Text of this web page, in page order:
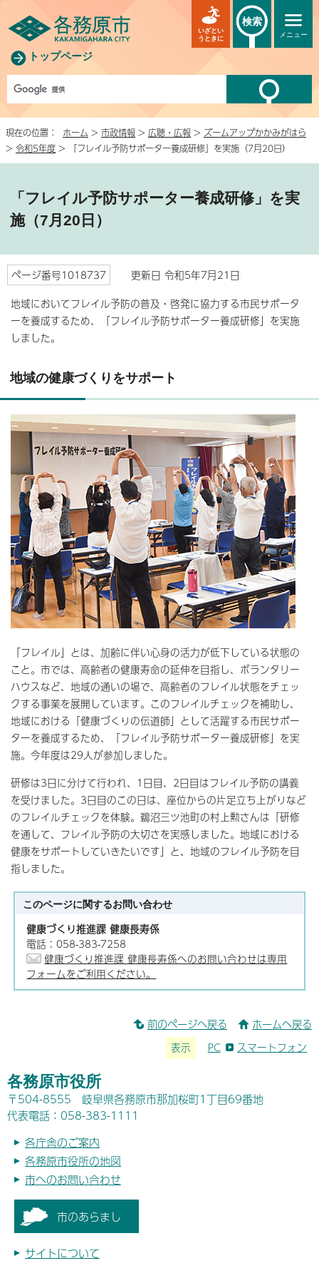
トップページ
メニュー
いざとい
うときに
検索
現在の位置： ホーム > 市政情報 > 広聴・広報 > ズームアップかかみがはら
> 令和5年度 > 「フレイル予防サポーター養成研修」を実施（7月20日）
「フレイル予防サポーター養成研修」を実
施（7月20日）
ページ番号1018737
更新日 令和5年7月21日
地域においてフレイル予防の普及・啓発に協力する市民サポータ
ーを養成するため、「フレイル予防サポーター養成研修」を実施
しました。
地域の健康づくりをサポート
「フレイル」とは、加齢に伴い心身の活力が低下している状態の
こと。市では、高齢者の健康寿命の延伸を目指し、ボランタリー
ハウスなど、地域の通いの場で、高齢者のフレイル状態をチェッ
クする事業を展開しています。このフレイルチェックを補助し、
地域における「健康づくりの伝道師」として活躍する市民サポー
ターを養成するため、「フレイル予防サポーター養成研修」を実
施。今年度は29人が参加しました。
研修は3日に分けて行われ、1日目、2日目はフレイル予防の講義
を受けました。3日目のこの日は、座位からの片足立ち上がりなど
のフレイルチェックを体験。鵜沼三ツ池町の村上勲さんは「研修
を通して、フレイル予防の大切さを実感しました。地域における
健康をサポートしていきたいです」と、地域のフレイル予防を目
指しました。
このページに関するお問い合わせ
健康づくり推進課 健康長寿係
電話：058-383-7258
健康づくり推進課 健康長寿係へのお問い合わせは専用
フォームをご利用ください。
前のページへ戻る ホームへ戻る
表示 PC スマートフォン
各務原市役所
〒504-8555 岐阜県各務原市那加桜町1丁目69番地
代表電話：058-383-1111
各庁舎のご案内
各務原市役所の地図
市へのお問い合わせ
市のあらまし
サイトについて